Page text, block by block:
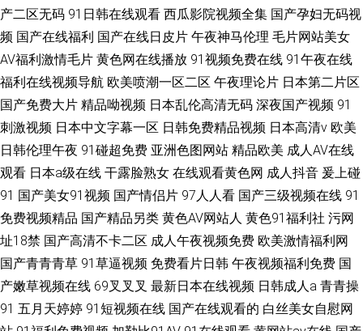
产二区无码 91日韩在线观看 西瓜影院视频全集 国产孕妇无码视
频 国产在线福利 国产在线日皮片 午夜神马伦理 毛片网站美女
AV福利激情毛片 黄色网在线播放 91视频免费在线 91午夜在线
福利在线视频导航 欧美喷潮一区二区 午夜理论片 日本第二片区
国产免费大片 精品呦视频 日本乱伦高清无码 深夜国产视频 91
刺激视频 日本中文字幕一区 日韩免费精品视频 日本高清v 欧美
日韩伦理午夜 91碰超免费 亚洲色图网站 精品欧美 成人AV在线
观看 日本a级在线 干露脸熟女 在线观看黄色网 成人抖音 爰上碰
91 国产美女91视频 国产情侣片 97人人看 国产三级视频在线 91
免费视频精品 国产精品另类 黄色AV网站人 黄色91福利社 污网
址18禁 国产高清不卡二区 成人午夜视频免费 欧美激情福利网
国产青青青草 91草逼视频 免费看片日韩 午夜视频福利免费 国
产嫩草视频在线 69叉叉叉 最新日本在线视频 日韩成人a 青青操
91 五月天婷婷 91短视频在线 国产在线观看的 白丝美女自慰网